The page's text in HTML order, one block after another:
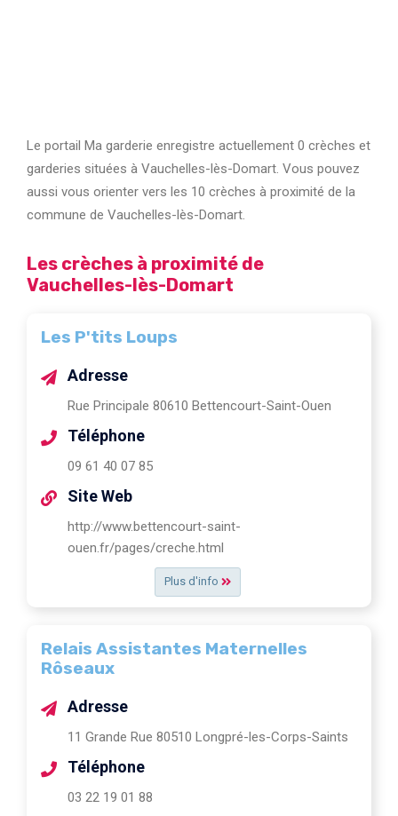
Le portail Ma garderie enregistre actuellement 0 crèches et
garderies situées à Vauchelles-lès-Domart. Vous pouvez
aussi vous orienter vers les 10 crèches à proximité de la
commune de Vauchelles-lès-Domart.
Les crèches à proximité de
Vauchelles-lès-Domart
Les P'tits Loups
Plus d'info
Adresse
Rue Principale 80610 Bettencourt-Saint-Ouen
Téléphone
09 61 40 07 85
Site Web
http://www.bettencourt-saint-
ouen.fr/pages/creche.html
Relais Assistantes Maternelles
Rôseaux
Adresse
11 Grande Rue 80510 Longpré-les-Corps-Saints
Téléphone
03 22 19 01 88